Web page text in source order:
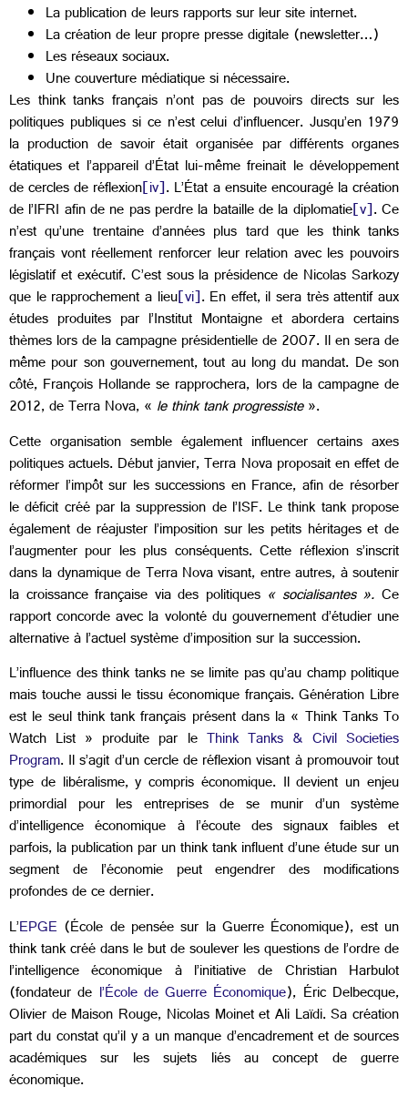
La publication de leurs rapports sur leur site internet.
La création de leur propre presse digitale (newsletter…)
Les réseaux sociaux.
Une couverture médiatique si nécessaire.
Les think tanks français n’ont pas de pouvoirs directs sur les
politiques publiques si ce n’est celui d’influencer. Jusqu’en 1979
la production de savoir était organisée par différents organes
étatiques et l’appareil d’État lui-même freinait le développement
de cercles de réflexion[iv]. L’État a ensuite encouragé la création
de l’IFRI afin de ne pas perdre la bataille de la diplomatie[v]. Ce
n’est qu’une trentaine d’années plus tard que les think tanks
français vont réellement renforcer leur relation avec les pouvoirs
législatif et exécutif. C’est sous la présidence de Nicolas Sarkozy
que le rapprochement a lieu[vi]. En effet, il sera très attentif aux
études produites par l’Institut Montaigne et abordera certains
thèmes lors de la campagne présidentielle de 2007. Il en sera de
même pour son gouvernement, tout au long du mandat. De son
côté, François Hollande se rapprochera, lors de la campagne de
2012, de Terra Nova, « le think tank progressiste».
Cette organisation semble également influencer certains axes
politiques actuels. Début janvier, Terra Nova proposait en effet de
réformer l’impôt sur les successions en France, afin de résorber
le déficit créé par la suppression de l’ISF. Le think tank propose
également de réajuster l’imposition sur les petits héritages et de
l’augmenter pour les plus conséquents. Cette réflexion s’inscrit
dans la dynamique de Terra Nova visant, entre autres, à soutenir
la croissance française via des politiques « socialisantes ».Ce
rapport concorde avec la volonté du gouvernement d’étudier une
alternative à l’actuel système d’imposition sur la succession.
L’influence des think tanks ne se limite pas qu’au champ politique
mais touche aussi le tissu économique français. Génération Libre
est le seul think tank français présent dans la « Think Tanks To
Watch List » produite par le Think Tanks & Civil Societies
Program. Il s’agit d’un cercle de réflexion visant à promouvoir tout
type de libéralisme, y compris économique. Il devient un enjeu
primordial pour les entreprises de se munir d’un système
d’intelligence économique à l’écoute des signaux faibles et
parfois, la publication par un think tank influent d’une étude sur un
segment de l’économie peut engendrer des modifications
profondes de ce dernier.
L’EPGE (École de pensée sur la Guerre Économique), est un
think tank créé dans le but de soulever les questions de l’ordre de
l’intelligence économique à l’initiative de Christian Harbulot
(fondateur de l’École de Guerre Économique), Éric Delbecque,
Olivier de Maison Rouge, Nicolas Moinet et Ali Laïdi. Sa création
part du constat qu’il y a un manque d’encadrement et de sources
académiques sur les sujets liés au concept de guerre
économique.